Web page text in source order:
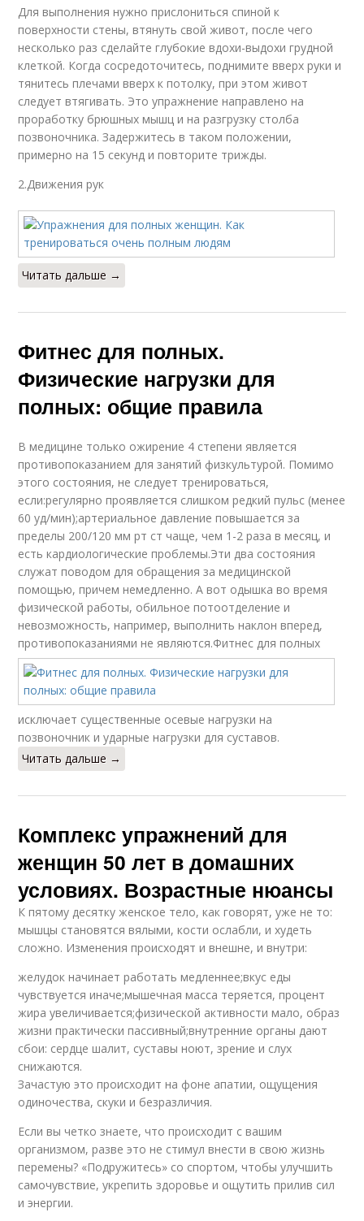
Для выполнения нужно прислониться спиной к
поверхности стены, втянуть свой живот, после чего
несколько раз сделайте глубокие вдохи-выдохи грудной
клеткой. Когда сосредоточитесь, поднимите вверх руки и
тянитесь плечами вверх к потолку, при этом живот
следует втягивать. Это упражнение направлено на
проработку брюшных мышц и на разгрузку столба
позвоночника. Задержитесь в таком положении,
примерно на 15 секунд и повторите трижды.
2.Движения рук
Читать дальше →
Фитнес для полных.
Физические нагрузки для
полных: общие правила
В медицине только ожирение 4 степени является
противопоказанием для занятий физкультурой. Помимо
этого состояния, не следует тренироваться,
если:регулярно проявляется слишком редкий пульс (менее
60 уд/мин);артериальное давление повышается за
пределы 200/120 мм рт ст чаще, чем 1-2 раза в месяц, и
есть кардиологические проблемы.Эти два состояния
служат поводом для обращения за медицинской
помощью, причем немедленно. А вот одышка во время
физической работы, обильное потоотделение и
невозможность, например, выполнить наклон вперед,
противопоказаниями не являются.Фитнес для полных
исключает существенные осевые нагрузки на
позвоночник и ударные нагрузки для суставов.
Читать дальше →
Комплекс упражнений для
женщин 50 лет в домашних
условиях. Возрастные нюансы
К пятому десятку женское тело, как говорят, уже не то:
мышцы становятся вялыми, кости ослабли, и худеть
сложно. Изменения происходят и внешне, и внутри:
желудок начинает работать медленнее;вкус еды
чувствуется иначе;мышечная масса теряется, процент
жира увеличивается;физической активности мало, образ
жизни практически пассивный;внутренние органы дают
сбои: сердце шалит, суставы ноют, зрение и слух
снижаются.
Зачастую это происходит на фоне апатии, ощущения
одиночества, скуки и безразличия.
Если вы четко знаете, что происходит с вашим
организмом, разве это не стимул внести в свою жизнь
перемены? «Подружитесь» со спортом, чтобы улучшить
самочувствие, укрепить здоровье и ощутить прилив сил
и энергии.